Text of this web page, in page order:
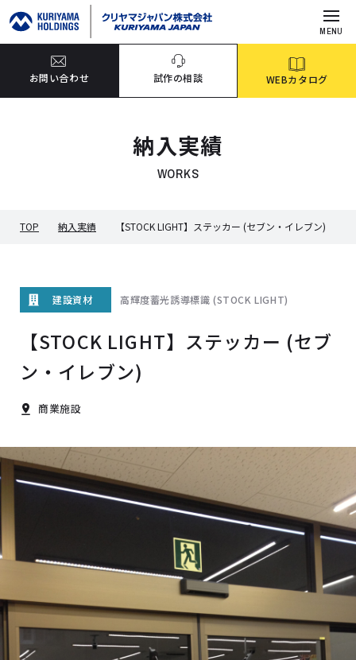
MENU
お問い合わせ 試作の相談 WEBカタログ
納入実績
WORKS
TOP 納入実績 【STOCK LIGHT】ステッカー (セブン・イレブン)
建設資材 高輝度蓄光誘導標識 (STOCK LIGHT)
【STOCK LIGHT】ステッカー (セブ
ン・イレブン)
商業施設